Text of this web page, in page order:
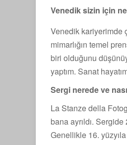
Venedik sizin için
Venedik kariyerimde
mimarlığın temel
biri olduğunu
yaptım. Sanat
Sergi nerede ve
La Stanze della
bana ayrıldı.
Genellikle 16.